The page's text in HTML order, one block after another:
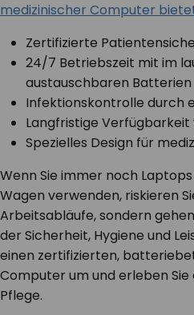
medizinischer Computer
Zertifizierte
24/7 Betriebszeit mit im
austauschbaren Batterien
Infektionskontrolle durch
Langfristige Verfügbarkeit
Spezielles Design für
Wenn Sie immer noch
Wagen verwenden, riskieren
Arbeitsabläufe, sondern
der Sicherheit, Hygiene und
einen zertifizierten,
Computer um und erleben
Pflege.